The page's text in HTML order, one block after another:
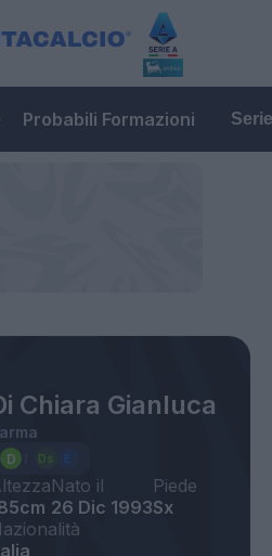
Probabili Formazioni
Chiara Gianluca
Nato il
26 Dic 1993
Piede
Sx